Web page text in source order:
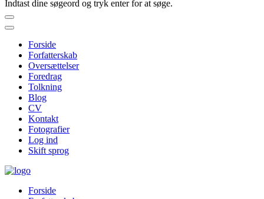
Indtast dine søgeord og tryk enter for at søge.
Forside
Forfatterskab
Oversættelser
Foredrag
Tolkning
Blog
CV
Kontakt
Fotografier
Log ind
Skift sprog
Forside